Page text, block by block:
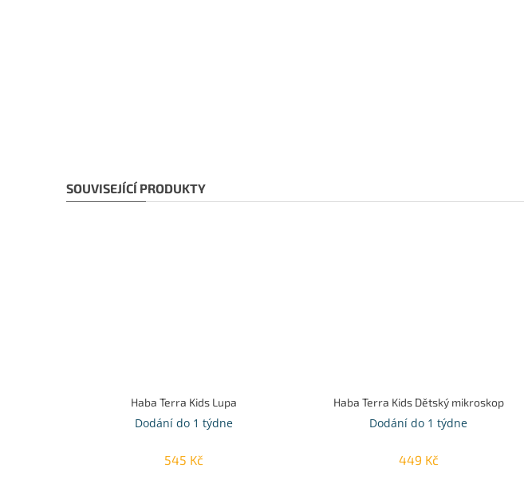
SOUVISEJÍCÍ PRODUKTY
Haba Terra Kids Lupa
Dodání do 1 týdne
545 Kč
Haba Terra Kids Dětský mikroskop
Dodání do 1 týdne
449 Kč